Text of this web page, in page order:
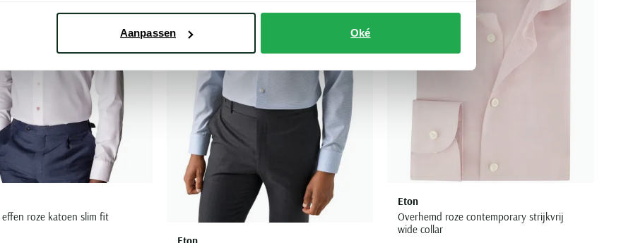
Aanpassen Oké
roze katoen slim fit
Eton
Overhemd roze contemporary strijkvrij
wide collar